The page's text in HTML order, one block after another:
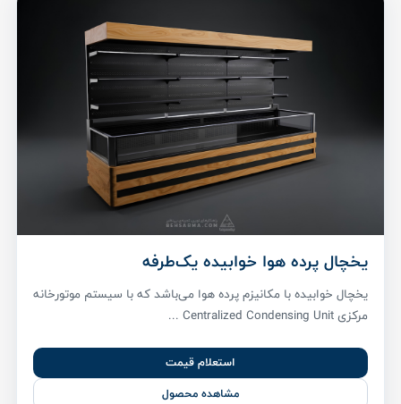
یخچال پرده هوا خوابیده یک‌طرفه
یخچال خوابیده با مکانیزم پرده هوا می‌باشد که با سیستم موتورخانه
مرکزی Centralized Condensing Unit ...
استعلام قیمت
مشاهده محصول